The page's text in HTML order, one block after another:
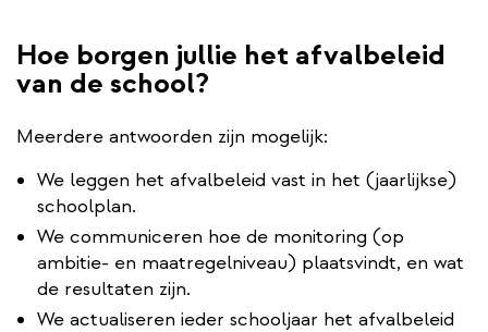
Hoe borgen jullie het afvalbeleid
van de school?
Meerdere antwoorden zijn mogelijk:
We leggen het afvalbeleid vast in het (jaarlijkse)
schoolplan.
We communiceren hoe de monitoring (op
ambitie- en maatregelniveau) plaatsvindt, en wat
de resultaten zijn.
We actualiseren ieder schooljaar het afvalbeleid